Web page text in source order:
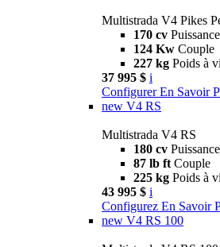
Multistrada V4 Pikes
170 cv Puissance
124 Kw Couple
227 kg Poids à
37 995 $ i
Configurer En Savoir
new V4 RS
Multistrada V4 RS
180 cv Puissance
87 lb ft Couple
225 kg Poids à
43 995 $ i
Configurez En Savoir
new V4 RS 100